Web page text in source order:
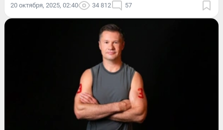
20 октября, 2025, 02:40 34 812 57